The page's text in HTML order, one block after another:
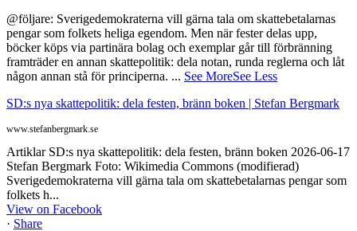
@följare: Sverigedemokraterna vill gärna tala om skattebetalarnas
pengar som folkets heliga egendom. Men när fester delas upp,
böcker köps via partinära bolag och exemplar går till förbränning
framträder en annan skattepolitik: dela notan, runda reglerna och låt
någon annan stå för principerna. ... See MoreSee Less
SD:s nya skattepolitik: dela festen, bränn boken | Stefan Bergmark
www.stefanbergmark.se
Artiklar SD:s nya skattepolitik: dela festen, bränn boken 2026-06-17
Stefan Bergmark Foto: Wikimedia Commons (modifierad)
Sverigedemokraterna vill gärna tala om skattebetalarnas pengar som
folkets h...
View on Facebook
· Share